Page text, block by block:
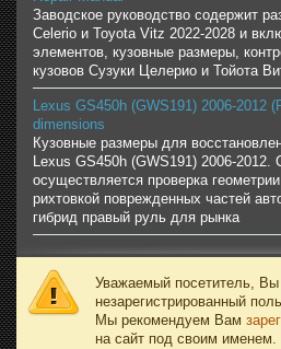
Заводское руководство содержит
Celerio и Toyota Vitz 2022-2028 и
элементов, кузовные размеры,
кузовов Cузуки Целерио и Тойота
Lexus GS450h (GWS191) 2006-2012
dimensions
Кузовные размеры для
Lexus GS450h (GWS191) 2006-
осуществляется проверка
рихтовкой поврежденных частей
гибрид правый руль для рынка
Уважаемый посетитель, Вы
незарегистрированный
Мы рекомендуем Вам
на сайт под своим именем.